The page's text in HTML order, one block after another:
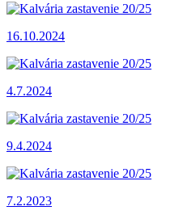
16.10.2024
4.7.2024
9.4.2024
7.2.2023